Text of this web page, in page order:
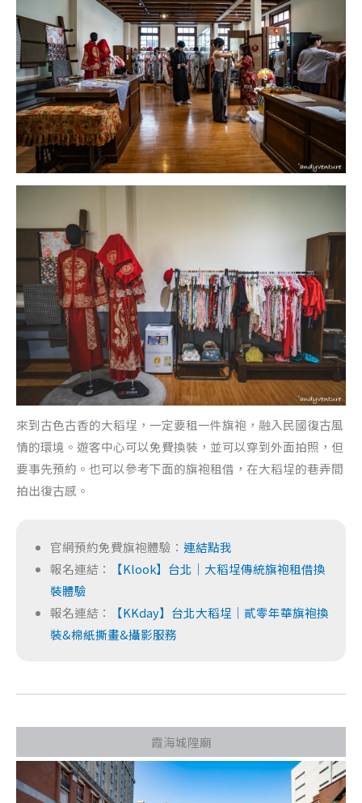
來到古色古香的大稻埕，一定要租一件旗袍，融入民國復古風
情的環境。遊客中心可以免費換裝，並可以穿到外面拍照，但
要事先預約。也可以參考下面的旗袍租借，在大稻埕的巷弄間
拍出復古感。
官網預約免費旗袍體驗： 連結點我
報名連結：
【Klook】台北｜大稻埕傳統旗袍租借換
裝體驗
報名連結：
【KKday】台北大稻埕｜貳零年華旗袍換
裝&棉紙撕畫&攝影服務
霞海城隍廟